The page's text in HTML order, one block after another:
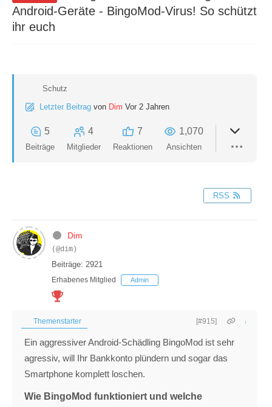
Android-Geräte - BingoMod-Virus! So schützt
ihr euch
Schutz
Letzter Beitrag von Dim Vor 2 Jahren
5
Beiträge
4
Mitglieder
7
Reaktionen
1,070
Ansichten
RSS
Dim
(@dim)
Beiträge: 2921
Erhabenes Mitglied Admin
Themenstarter [#915]
Ein aggressiverAndroid-Schädling BingoMod ist sehr
agressiv, will Ihr Bankkonto plündern und sogar das
Smartphone komplett loschen.
Wie BingoMod funktioniert und welche